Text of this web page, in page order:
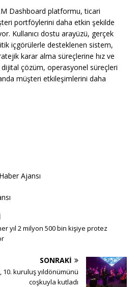
Dashboard platformu, ticari
portföylerini daha etkin şekilde
Kullanıcı dostu arayüzü, gerçek
içgörülerle desteklenen sistem,
karar alma süreçlerine hız ve
dijital çözüm, operasyonel süreçleri
müşteri etkileşimlerini daha
Ajansı
yıl 2 milyon 500 bin kişiye protez
SONRAKI
kuruluş yıldönümünü
coşkuyla kutladı